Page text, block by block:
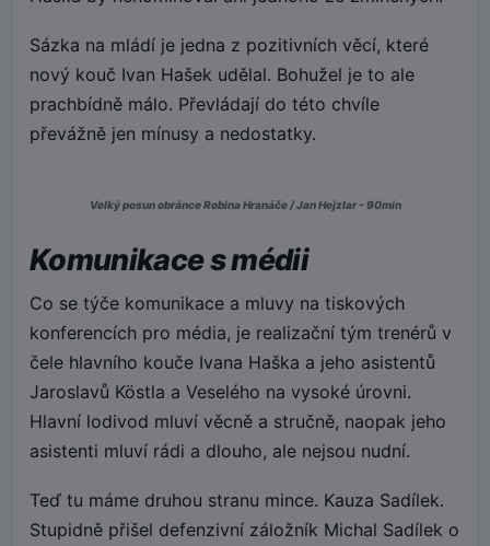
Sázka na mládí je jedna z pozitivních věcí, které
nový kouč Ivan Hašek udělal. Bohužel je to ale
prachbídně málo. Převládají do této chvíle
převážně jen mínusy a nedostatky.
Velký posun obránce Robina Hranáče / Jan Hejzlar - 90min
Komunikace s médii
Co se týče komunikace a mluvy na tiskových
konferencích pro média, je realizační tým trenérů v
čele hlavního kouče Ivana Haška a jeho asistentů
Jaroslavů Köstla a Veselého na vysoké úrovni.
Hlavní lodivod mluví věcně a stručně, naopak jeho
asistenti mluví rádi a dlouho, ale nejsou nudní.
Teď tu máme druhou stranu mince. Kauza Sadílek.
Stupidně přišel defenzivní záložník Michal Sadílek o